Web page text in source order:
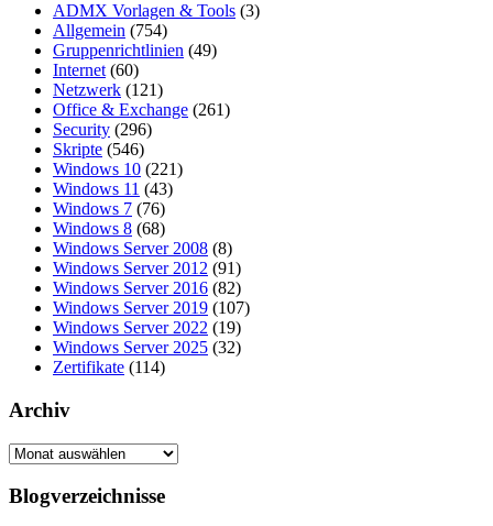
ADMX Vorlagen & Tools (3)
Allgemein (754)
Gruppenrichtlinien (49)
Internet (60)
Netzwerk (121)
Office & Exchange (261)
Security (296)
Skripte (546)
Windows 10 (221)
Windows 11 (43)
Windows 7 (76)
Windows 8 (68)
Windows Server 2008 (8)
Windows Server 2012 (91)
Windows Server 2016 (82)
Windows Server 2019 (107)
Windows Server 2022 (19)
Windows Server 2025 (32)
Zertifikate (114)
Archiv
Archiv
Blogverzeichnisse